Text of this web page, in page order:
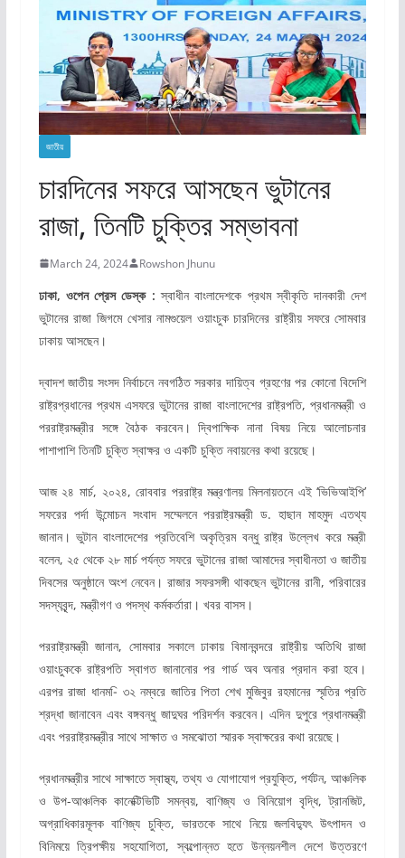
জাতীয়
চারদিনের সফরে আসছেন ভুটানের
রাজা, তিনটি চুক্তির সম্ভাবনা
March 24, 2024 Rowshon Jhunu
ঢাকা, ওপেন প্রেস ডেস্ক :স্বাধীন বাংলাদেশকে প্রথম স্বীকৃতি দানকারী দেশ
ভুটানের রাজা জিগমে খেসার নামগুয়েল ওয়াংচুক চারদিনের রাষ্ট্রীয় সফরে সোমবার
ঢাকায় আসছেন।
দ্বাদশ জাতীয় সংসদ নির্বাচনে নবগঠিত সরকার দায়িত্ব গ্রহণের পর কোনো বিদেশি
রাষ্ট্রপ্রধানের প্রথম এসফরে ভুটানের রাজা বাংলাদেশের রাষ্ট্রপতি, প্রধানমন্ত্রী ও
পররাষ্ট্রমন্ত্রীর সঙ্গে বৈঠক করবেন। দ্বিপাক্ষিক নানা বিষয় নিয়ে আলোচনার
পাশাপাশি তিনটি চুক্তি স্বাক্ষর ও একটি চুক্তি নবায়নের কথা রয়েছে।
আজ ২৪ মার্চ, ২০২৪, রোববার পররাষ্ট্র মন্ত্রণালয় মিলনায়তনে এই ‘ভিভিআইপি’
সফরের পর্দা উন্মোচন সংবাদ সম্মেলনে পররাষ্ট্রমন্ত্রী ড. হাছান মাহমুদ এতথ্য
জানান। ভুটান বাংলাদেশের প্রতিবেশি অকৃত্রিম বন্ধু রাষ্ট্র উল্লেখ করে মন্ত্রী
বলেন, ২৫ থেকে ২৮ মার্চ পর্যন্ত সফরে ভুটানের রাজা আমাদের স্বাধীনতা ও জাতীয়
দিবসের অনুষ্ঠানে অংশ নেবেন। রাজার সফরসঙ্গী থাকছেন ভুটানের রানী, পরিবারের
সদস্যবৃন্দ, মন্ত্রীগণ ও পদস্থ কর্মকর্তারা। খবর বাসস।
পররাষ্ট্রমন্ত্রী জানান, সোমবার সকালে ঢাকায় বিমানবন্দরে রাষ্ট্রীয় অতিথি রাজা
ওয়াংচুককে রাষ্ট্রপতি স্বাগত জানানোর পর গার্ড অব অনার প্রদান করা হবে।
এরপর রাজা ধানম-ি ৩২ নম্বরে জাতির পিতা শেখ মুজিবুর রহমানের স্মৃতির প্রতি
শ্রদ্ধা জানাবেন এবং বঙ্গবন্ধু জাদুঘর পরিদর্শন করবেন। এদিন দুপুরে প্রধানমন্ত্রী
এবং পররাষ্ট্রমন্ত্রীর সাথে সাক্ষাত ও সমঝোতা স্মারক স্বাক্ষরের কথা রয়েছে।
প্রধানমন্ত্রীর সাথে সাক্ষাতে স্বাস্থ্য, তথ্য ও যোগাযোগ প্রযুক্তি, পর্যটন, আঞ্চলিক
ও উপ-আঞ্চলিক কানেক্টিভিটি সমন্বয়, বাণিজ্য ও বিনিয়োগ বৃদ্ধি, ট্রানজিট,
অগ্রাধিকারমূলক বাণিজ্য চুক্তি, ভারতকে সাথে নিয়ে জলবিদ্যুৎ উৎপাদন ও
বিনিময়ে ত্রিপক্ষীয় সহযোগিতা, স্বল্পোন্নত হতে উন্নয়নশীল দেশে উত্তরণে